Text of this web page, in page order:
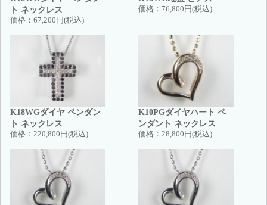
ト ネックレス
価格： 67,200円(税込)
価格： 76,800円(税込)
K18WGダイヤ ペンダン
ト ネックレス
価格： 220,800円(税込)
K10PGダイヤハート ペ
ンダント ネックレス
価格： 28,800円(税込)